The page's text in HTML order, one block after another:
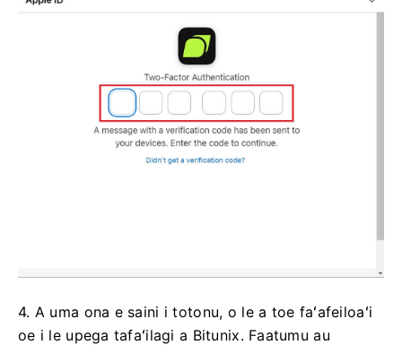
4. A uma ona e saini i totonu, o le a toe faʻafeiloaʻi
oe i le upega tafaʻilagi a Bitunix. Faatumu au